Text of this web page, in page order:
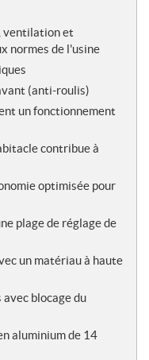
ventilation et
normes de l'usine
(anti-roulis)
un fonctionnement
contribue à
optimisée pour
plage de réglage de
un matériau à haute
blocage du
aluminium de 14